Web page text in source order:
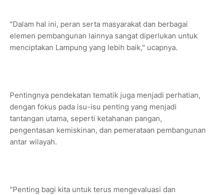
"Dalam hal ini, peran serta masyarakat dan berbagai
elemen pembangunan lainnya sangat diperlukan untuk
menciptakan Lampung yang lebih baik," ucapnya.
Pentingnya pendekatan tematik juga menjadi perhatian,
dengan fokus pada isu-isu penting yang menjadi
tantangan utama, seperti ketahanan pangan,
pengentasan kemiskinan, dan pemerataan pembangunan
antar wilayah.
"Penting bagi kita untuk terus mengevaluasi dan